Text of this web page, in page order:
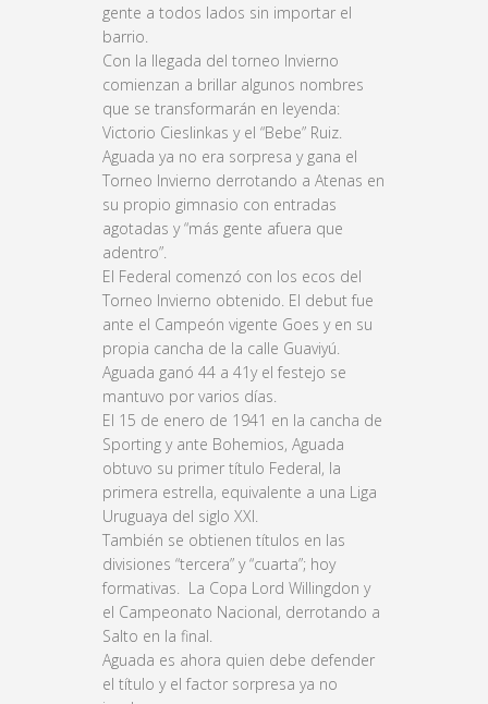
gente a todos lados sin importar el
barrio.
Con la llegada del torneo Invierno
comienzan a brillar algunos nombres
que se transformarán en leyenda:
Victorio Cieslinkas y el “Bebe” Ruiz.
Aguada ya no era sorpresa y gana el
Torneo Invierno derrotando a Atenas en
su propio gimnasio con entradas
agotadas y “más gente afuera que
adentro”.
El Federal comenzó con los ecos del
Torneo Invierno obtenido. El debut fue
ante el Campeón vigente Goes y en su
propia cancha de la calle Guaviyú.
Aguada ganó 44 a 41y el festejo se
mantuvo por varios días.
El 15 de enero de 1941 en la cancha de
Sporting y ante Bohemios, Aguada
obtuvo su primer título Federal, la
primera estrella, equivalente a una Liga
Uruguaya del siglo XXI.
También se obtienen títulos en las
divisiones “tercera” y “cuarta”; hoy
formativas. La Copa Lord Willingdon y
el Campeonato Nacional, derrotando a
Salto en la final.
Aguada es ahora quien debe defender
el título y el factor sorpresa ya no